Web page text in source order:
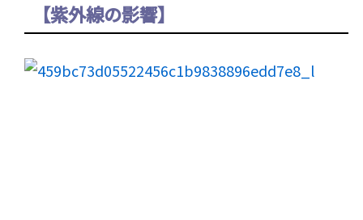
【紫外線の影響】